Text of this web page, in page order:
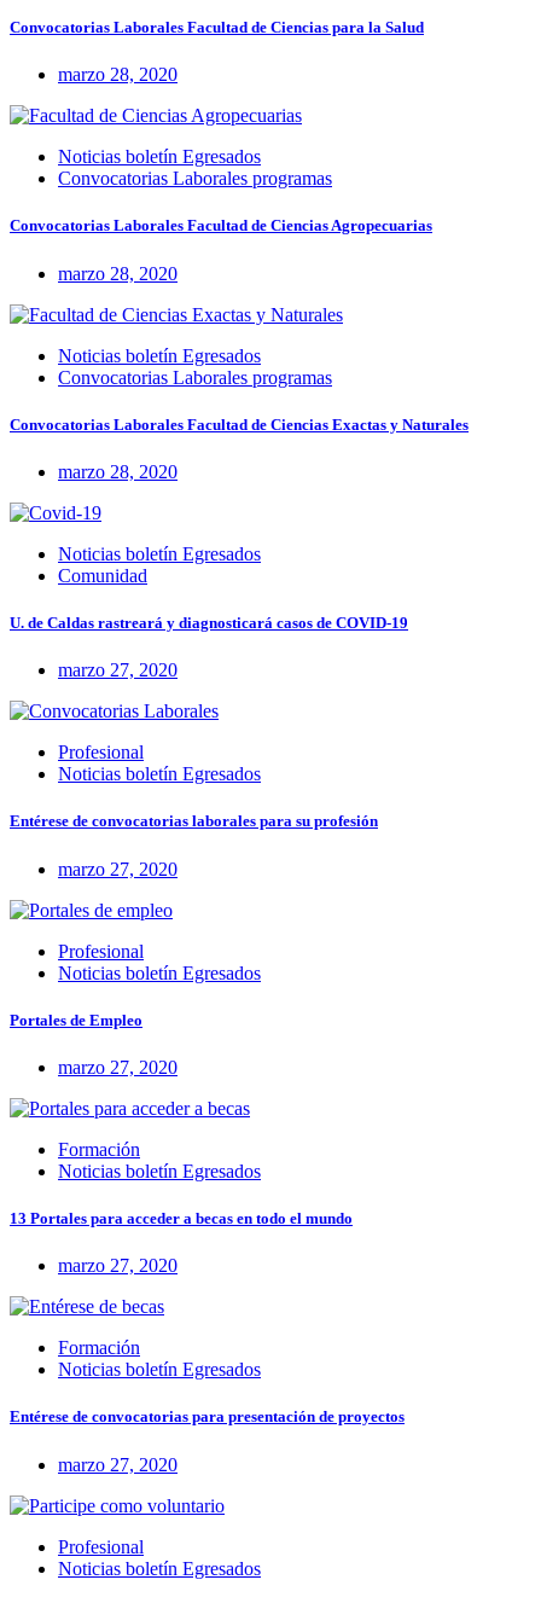
Convocatorias Laborales Facultad de Ciencias para la Salud
marzo 28, 2020
Noticias boletín Egresados
Convocatorias Laborales programas
Convocatorias Laborales Facultad de Ciencias Agropecuarias
marzo 28, 2020
Noticias boletín Egresados
Convocatorias Laborales programas
Convocatorias Laborales Facultad de Ciencias Exactas y Naturales
marzo 28, 2020
Noticias boletín Egresados
Comunidad
U. de Caldas rastreará y diagnosticará casos de COVID-19
marzo 27, 2020
Profesional
Noticias boletín Egresados
Entérese de convocatorias laborales para su profesión
marzo 27, 2020
Profesional
Noticias boletín Egresados
Portales de Empleo
marzo 27, 2020
Formación
Noticias boletín Egresados
13 Portales para acceder a becas en todo el mundo
marzo 27, 2020
Formación
Noticias boletín Egresados
Entérese de convocatorias para presentación de proyectos
marzo 27, 2020
Profesional
Noticias boletín Egresados